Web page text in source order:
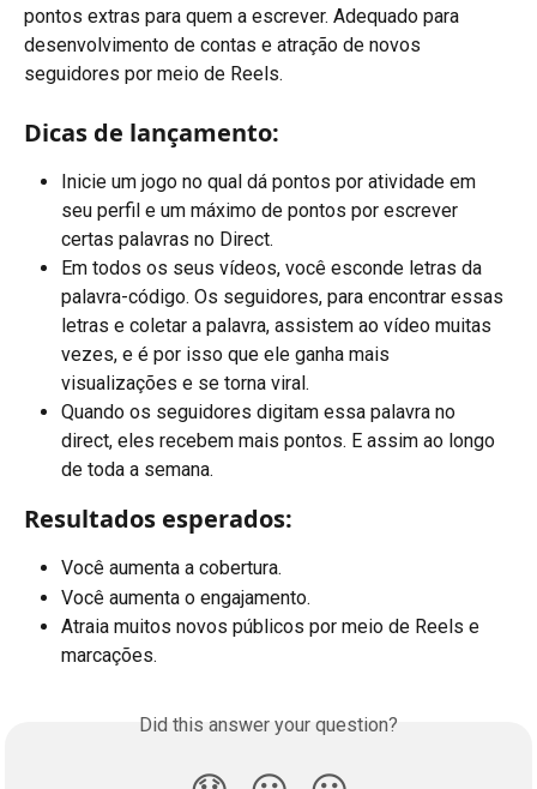
pontos extras para quem a escrever. Adequado para
desenvolvimento de contas e atração de novos
seguidores por meio de Reels.
Dicas de lançamento:
Inicie um jogo no qual dá pontos por atividade em
seu perfil e um máximo de pontos por escrever
certas palavras no Direct.
Em todos os seus vídeos, você esconde letras da
palavra-código. Os seguidores, para encontrar essas
letras e coletar a palavra, assistem ao vídeo muitas
vezes, e é por isso que ele ganha mais
visualizações e se torna viral.
Quando os seguidores digitam essa palavra no
direct, eles recebem mais pontos. E assim ao longo
de toda a semana.
Resultados esperados:
Você aumenta a cobertura.
Você aumenta o engajamento.
Atraia muitos novos públicos por meio de Reels e
marcações.
Did this answer your question?